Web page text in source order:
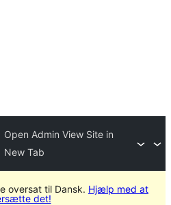
Open Admin View Site in
New Tab
oversat til Dansk. Hjælp med at
det!